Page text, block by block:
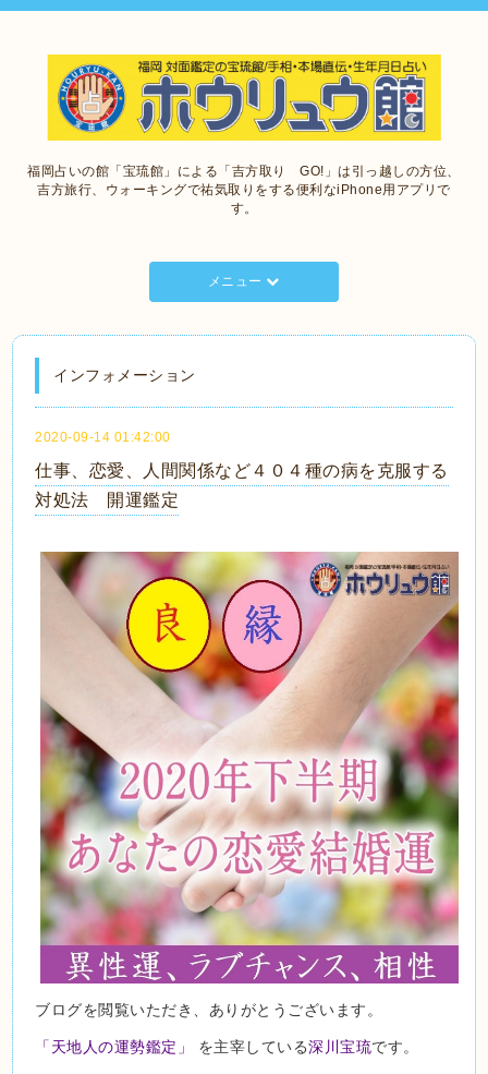
福岡占いの館「宝琉館」による「吉方取り GO!」は引っ越しの方位、
吉方旅行、ウォーキングで祐気取りをする便利なiPhone用アプリで
す。
メニュー
インフォメーション
2020-09-14 01:42:00
仕事、恋愛、人間関係など４０４種の病を克服する
対処法 開運鑑定
ブログを閲覧いただき、ありがとうございます。
「天地人の運勢鑑定」 を主宰している深川宝琉です。